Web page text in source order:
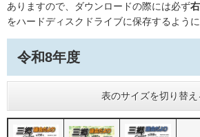
ありますので、ダウンロードの際には必ず
をハードディスクドライブに保存するように
令和8年度
表のサイズを切り替え